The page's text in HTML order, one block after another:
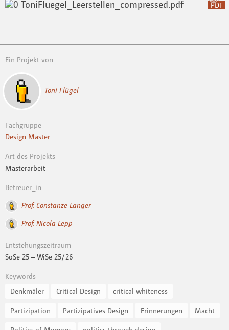
PDF
Ein Projekt von
Toni Flügel
Fachgruppe
Design Master
Art des Projekts
Masterarbeit
Betreuer_in
Prof. Constanze Langer
Prof. Nicola Lepp
Entstehungszeitraum
SoSe 25 – WiSe 25 / 26
Keywords
Denkmäler
Critical Design critical whiteness
Partizipation Partizipatives Design Erinnerungen Macht